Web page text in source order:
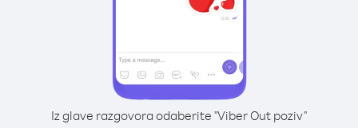
Iz glave razgovora odaberite "Viber Out poziv"